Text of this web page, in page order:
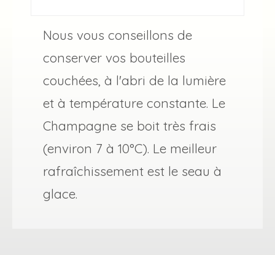
Nous vous conseillons de
conserver vos bouteilles
couchées, à l'abri de la lumière
et à température constante. Le
Champagne se boit très frais
(environ 7 à 10°C). Le meilleur
rafraîchissement est le seau à
glace.